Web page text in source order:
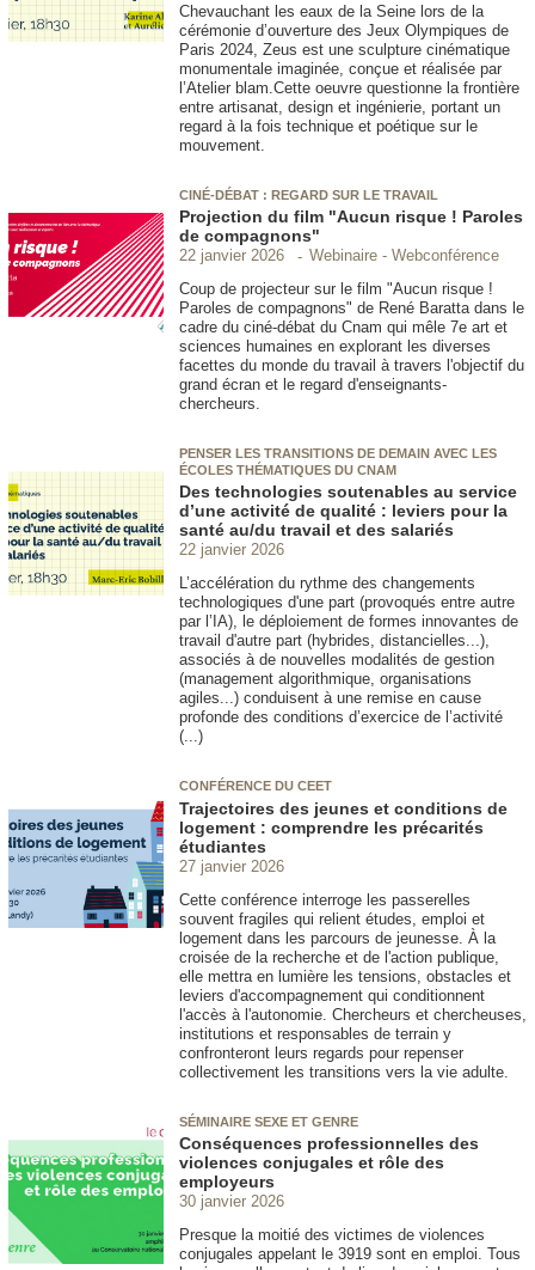
Chevauchant les eaux de la Seine lors de la
cérémonie d’ouverture des Jeux Olympiques de
Paris 2024, Zeus est une sculpture cinématique
monumentale imaginée, conçue et réalisée par
l’Atelier blam.Cette oeuvre questionne la frontière
entre artisanat, design et ingénierie, portant un
regard à la fois technique et poétique sur le
mouvement.
CINÉ-DÉBAT : REGARD SUR LE TRAVAIL
Projection du film "Aucun risque ! Paroles
de compagnons"
22 janvier 2026
Webinaire - Webconférence
Coup de projecteur sur le film "Aucun risque !
Paroles de compagnons" de René Baratta dans le
cadre du ciné-débat du Cnam qui mêle 7e art et
sciences humaines en explorant les diverses
facettes du monde du travail à travers l'objectif du
grand écran et le regard d'enseignants-
chercheurs.
PENSER LES TRANSITIONS DE DEMAIN AVEC LES
ÉCOLES THÉMATIQUES DU CNAM
Des technologies soutenables au service
d’une activité de qualité : leviers pour la
santé au/du travail et des salariés
22 janvier 2026
L’accélération du rythme des changements
technologiques d'une part (provoqués entre autre
par l’IA), le déploiement de formes innovantes de
travail d'autre part (hybrides, distancielles...),
associés à de nouvelles modalités de gestion
(management algorithmique, organisations
agiles...) conduisent à une remise en cause
profonde des conditions d’exercice de l’activité
(...)
CONFÉRENCE DU CEET
Trajectoires des jeunes et conditions de
logement : comprendre les précarités
étudiantes
27 janvier 2026
Cette conférence interroge les passerelles
souvent fragiles qui relient études, emploi et
logement dans les parcours de jeunesse. À la
croisée de la recherche et de l'action publique,
elle mettra en lumière les tensions, obstacles et
leviers d'accompagnement qui conditionnent
l'accès à l'autonomie. Chercheurs et chercheuses,
institutions et responsables de terrain y
confronteront leurs regards pour repenser
collectivement les transitions vers la vie adulte.
SÉMINAIRE SEXE ET GENRE
Conséquences professionnelles des
violences conjugales et rôle des
employeurs
30 janvier 2026
Presque la moitié des victimes de violences
conjugales appelant le 3919 sont en emploi. Tous